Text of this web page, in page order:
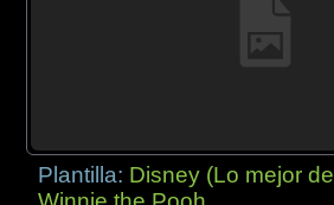
Plantilla: Disney (Lo mejor de